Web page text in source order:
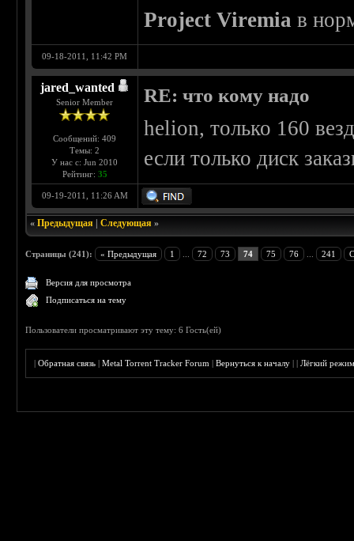
Project Viremia в
09-18-2011, 11:42 PM
jared_wanted
Senior Member
Сообщений: 409
Темы: 2
У нас с: Jun 2010
Рейтинг: 35
RE: что кому надо
helion, только 160
если только диск
09-19-2011, 11:26 AM
«Предыдущая |Следующая »
Страницы (241): « Предыдущая 1 72 73 74 75 76 241
Версия для просмотра
Подписаться на тему
Пользователи просматривают эту тему: 6 Гость(ей)
|Обратная связь |Metal Torrent Tracker Forum |Вернуться к началу ||Лёгкий